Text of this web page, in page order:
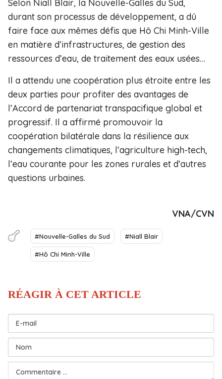
Selon Niall Blair, la Nouvelle-Galles du Sud,
durant son processus de développement, a dû
faire face aux mêmes défis que Hô Chi Minh-Ville
en matière d’infrastructures, de gestion des
ressources d’eau, de traitement des eaux usées…
Il a attendu une coopération plus étroite entre les
deux parties pour profiter des avantages de
l’Accord de partenariat transpacifique global et
progressif. Il a affirmé promouvoir la
coopération bilatérale dans la résilience aux
changements climatiques, l’agriculture high-tech,
l’eau courante pour les zones rurales et d’autres
questions urbaines.
VNA/CVN
#Nouvelle-Galles du Sud #Niall Blair
#Hô Chi Minh-Ville